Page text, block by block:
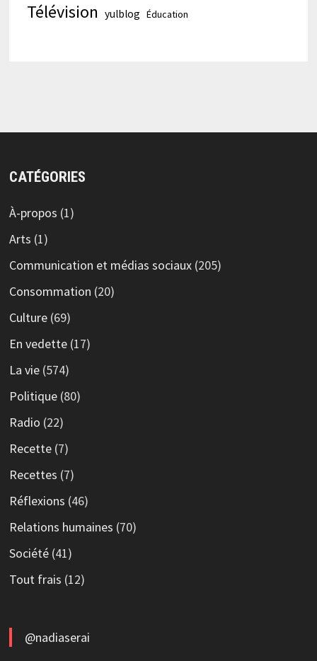
Télévision yulblog Éducation
CATÉGORIES
À-propos (1)
Arts (1)
Communication et médias sociaux(205)
Consommation (20)
Culture(69)
En vedette(17)
La vie(574)
Politique(80)
Radio (22)
Recette(7)
Recettes (7)
Réflexions (46)
Relations humaines (70)
Société(41)
Tout frais (12)
@nadiaserai